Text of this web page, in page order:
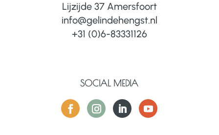
Lijzijde 37 Amersfoort
info@gelindehengst.nl
+31 (0)6-83331126
SOCIAL MEDIA